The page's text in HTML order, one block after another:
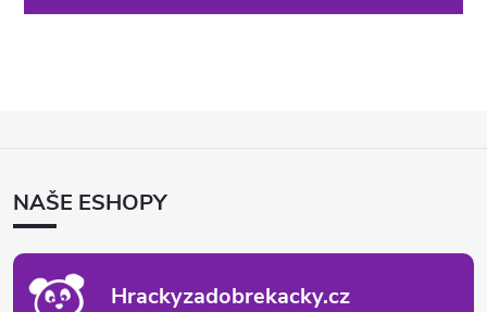
ANAŠE ESHOPY
Hrackyzadobrekacky.cz